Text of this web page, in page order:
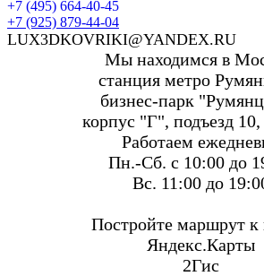
+7 (495) 664-40-45
+7 (925) 879-44-04
LUX3DKOVRIKI@YANDEX.RU
Мы находимся в
станция метро
бизнес-парк
корпус "Г", подъезд
Работаем
Пн.-Сб. с 10:00 до
Вс. 11:00 до
Постройте маршрут к
Яндекс.Карты
2Гис